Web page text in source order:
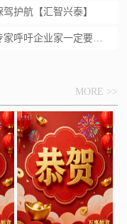
护航【汇智兴泰】
定要重视起来【汇智兴泰】
MORE >>